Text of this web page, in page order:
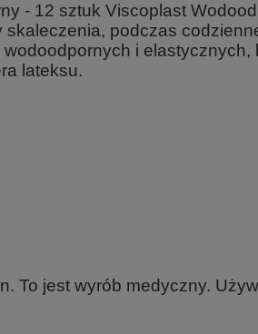
- 12 sztuk Viscoplast
podczas
i elastycznych,
lateksu.
To jest wyrób medyczny.